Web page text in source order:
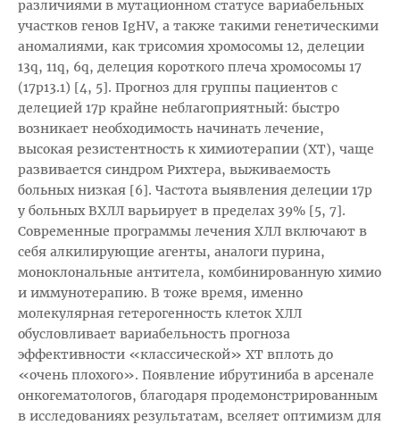
различиями в мутационном статусе вариабельных
участков генов IgHV, а также такими генетическими
аномалиями, как трисомия хромосомы 12, делеции
13q, 11q, 6q, делеция короткого плеча хромосомы 17
(17р13.1) [4, 5]. Прогноз для группы пациентов с
делецией 17р крайне неблагоприятный: быстро
возникает необходимость начинать лечение,
высокая резистентность к химиотерапии (ХТ), чаще
развивается синдром Рихтера, выживаемость
больных низкая [6]. Частота выявления делеции 17р
у больных ВХЛЛ варьирует в пределах 39% [5, 7].
Современные программы лечения ХЛЛ включают в
себя алкилирующие агенты, аналоги пурина,
моноклональные антитела, комбинированную химио
и иммунотерапию. В тоже время, именно
молекулярная гетерогенность клеток ХЛЛ
обусловливает вариабельность прогноза
эффективности «классической» ХТ вплоть до
«очень плохого». Появление ибрутиниба в арсенале
онкогематологов, благодаря продемонстрированным
в исследованиях результатам, вселяет оптимизм для